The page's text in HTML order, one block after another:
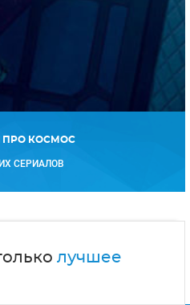
ПРО КОСМОС
СЕРИАЛОВ
лучшее